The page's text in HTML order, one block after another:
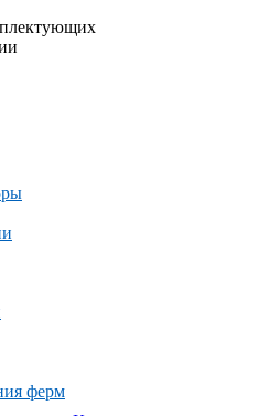
ферм